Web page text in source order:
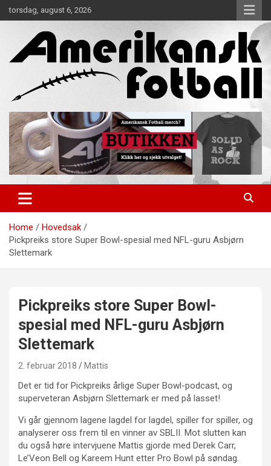
Skip
to
torsdag, august 6, 2026
Amerikansk Fotball
Home
Hovedsak
Pickpreiks store Super Bowl-spesial med NFL-guru Asbjørn
Slettemark
Pickpreiks store Super Bowl-
spesial med NFL-guru Asbjørn
Slettemark
2. februar 2018 Mattis
Det er tid for Pickpreiks årlige Super Bowl-podcast, og
superveteran Asbjørn Slettemark er med på lasset!
Vi går gjennom lagene lagdel for lagdel, spiller for spiller, og
analyserer oss frem til en vinner av SBLII. Mot slutten kan
du også høre intervjuene Mattis gjorde med Derek Carr,
Le’Veon Bell og Kareem Hunt etter Pro Bowl på søndag.